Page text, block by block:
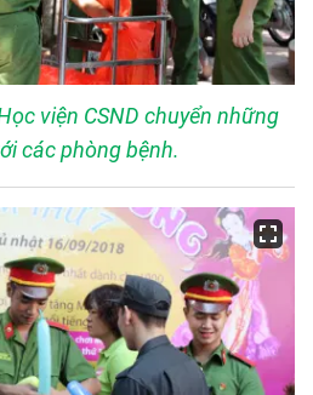
viện CSND chuyển những
các phòng bệnh.